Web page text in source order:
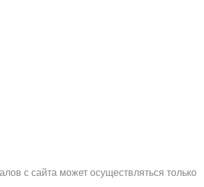
с сайта может осуществляться только